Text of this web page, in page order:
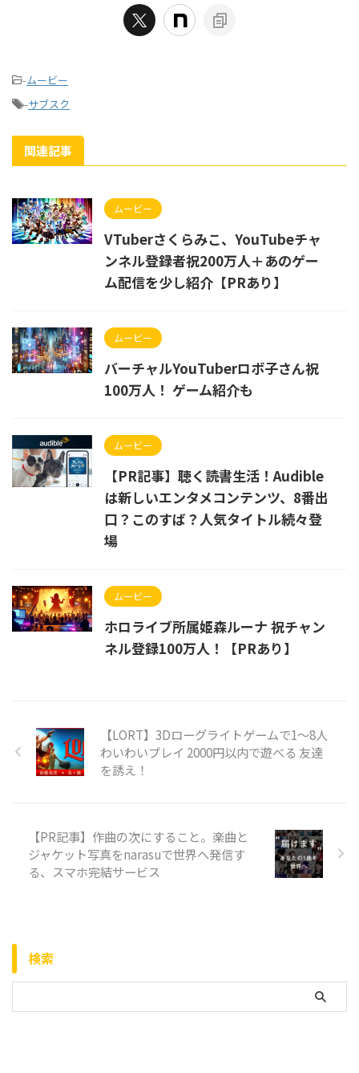
-ムービー
-サブスク
関連記事
ムービー
VTuberさくらみこ、YouTubeチャ
ンネル登録者祝200万人＋あのゲー
ム配信を少し紹介【PRあり】
ムービー
バーチャルYouTuberロボ子さん祝
100万人！ ゲーム紹介も
ムービー
【PR記事】聴く読書生活！Audible
は新しいエンタメコンテンツ、8番出
口？このすば？人気タイトル続々登
場
ムービー
ホロライブ所属姫森ルーナ 祝チャン
ネル登録100万人！【PRあり】
【LORT】3Dローグライトゲームで1～8人
わいわいプレイ 2000円以内で遊べる 友達
を誘え！
【PR記事】作曲の次にすること。楽曲と
ジャケット写真をnarasuで世界へ発信す
る、スマホ完結サービス
検索